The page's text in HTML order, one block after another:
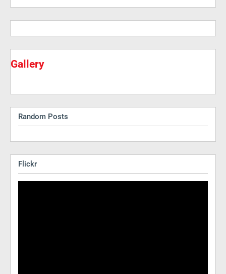
Gallery
Random Posts
Flickr